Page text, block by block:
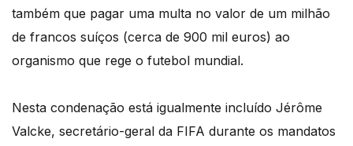
também que pagar uma multa no valor de um milhão
de francos suíços (cerca de 900 mil euros) ao
organismo que rege o futebol mundial.
Nesta condenação está igualmente incluído Jérôme
Valcke, secretário-geral da FIFA durante os mandatos